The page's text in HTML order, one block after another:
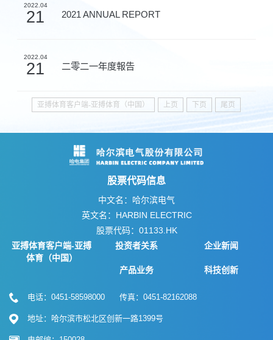
2022.04
21 2021 ANNUAL REPORT
2022.04
21 二零二一年度報告
亚搏体育客户端-亚搏体育（中国） 上页 下页 尾页
股票代码信息
中文名：哈尔滨电气
英文名：HARBIN ELECTRIC
股票代码：01133.HK
亚搏体育客户端-亚搏
体育（中国）
投资者关系 企业新闻
产品业务 科技创新
电话：0451-58598000 传真：0451-82162088
地址：哈尔滨市松北区创新一路1399号